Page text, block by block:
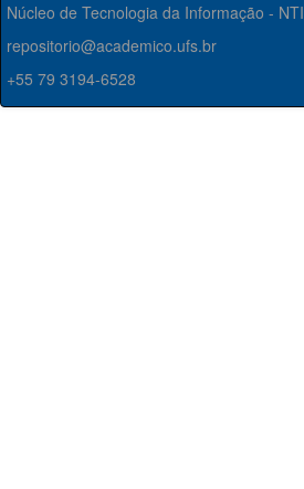
Núcleo de Tecnologia da Informação - NTI
repositorio@academico.ufs.br
+55 79 3194-6528